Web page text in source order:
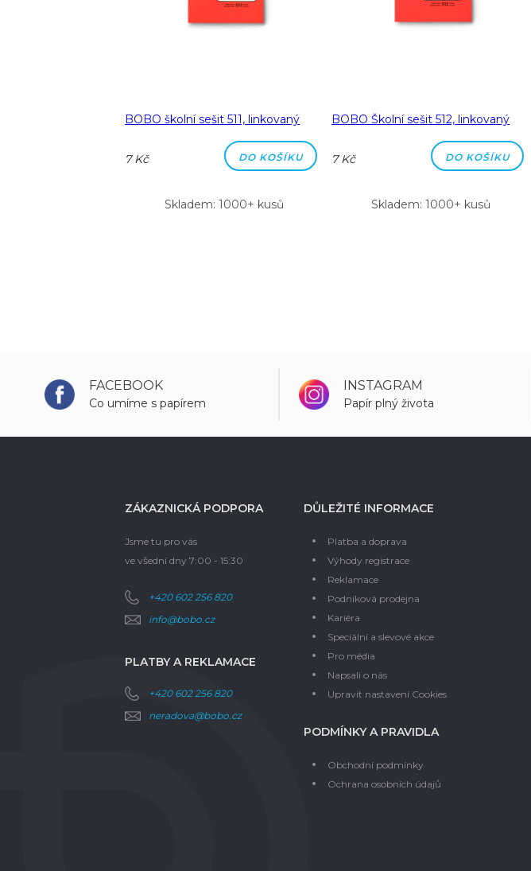
BOBO školní sešit 511, linkovaný
7 Kč DO KOŠÍKU
Skladem: 1000+ kusů
BOBO Školní sešit 512, linkovaný
7 Kč DO KOŠÍKU
Skladem: 1000+ kusů
FACEBOOK
Co umíme s papírem
INSTAGRAM
Papír plný života
ZÁKAZNICKÁ PODPORA
Jsme tu pro vás
ve všední dny 7:00 - 15:30
+420 602 256 820
info@bobo.cz
PLATBY A REKLAMACE
+420 602 256 820
neradova@bobo.cz
DŮLEŽITÉ INFORMACE
Platba a doprava
Výhody registrace
Reklamace
Podniková prodejna
Kariéra
Speciální a slevové akce
Pro média
Napsali o nás
Upravit nastavení Cookies
PODMÍNKY A PRAVIDLA
Obchodní podmínky
Ochrana osobních údajů